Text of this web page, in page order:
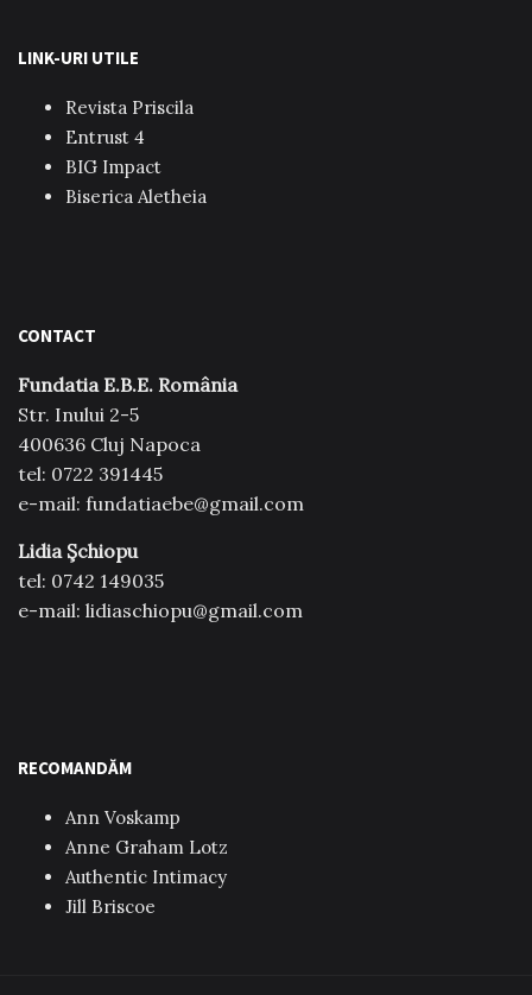
LINK-URI UTILE
Revista Priscila
Entrust 4
BIG Impact
Biserica Aletheia
CONTACT
Fundatia E.B.E. România
Str. Inului 2-5
400636 Cluj Napoca
tel: 0722 391445
e-mail: fundatiaebe@gmail.com
Lidia Şchiopu
tel: 0742 149035
e-mail: lidiaschiopu@gmail.com
RECOMANDĂM
Ann Voskamp
Anne Graham Lotz
Authentic Intimacy
Jill Briscoe